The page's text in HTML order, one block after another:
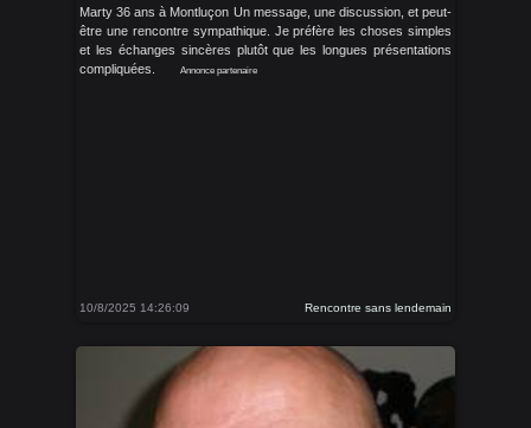
Marty 36 ans à Montluçon Un message, une discussion, et peut-
être une rencontre sympathique. Je préfère les choses simples
et les échanges sincères plutôt que les longues présentations
compliquées.
Annonce partenaire
10/8/2025 14:26:09 Rencontre sans lendemain